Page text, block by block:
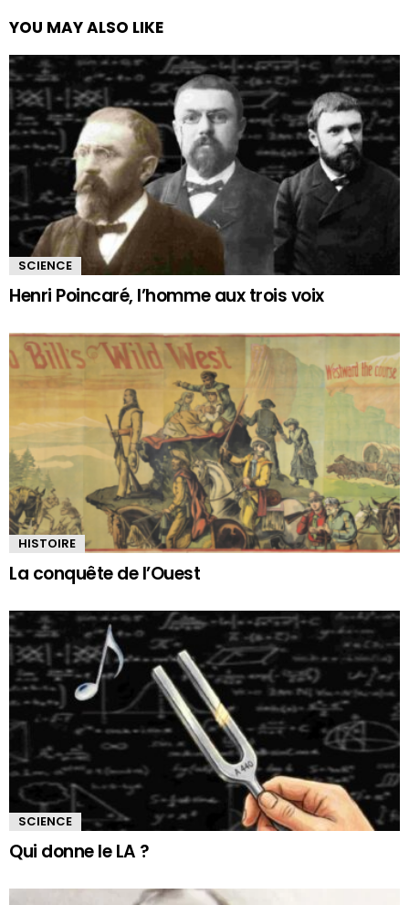
YOU MAY ALSO LIKE
SCIENCE
Henri Poincaré, l’homme aux trois voix
HISTOIRE
La conquête de l’Ouest
SCIENCE
Qui donne le LA ?